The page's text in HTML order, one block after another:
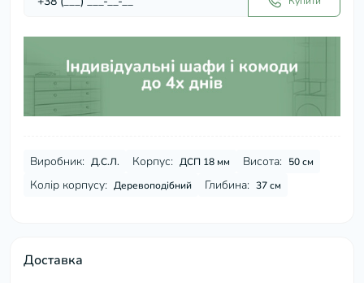
Виробник: Д.С.Л. Корпус: ДСП 18 мм Висота: 50 см
Колір корпусу: Деревоподібний Глибина: 37 см
Доставка